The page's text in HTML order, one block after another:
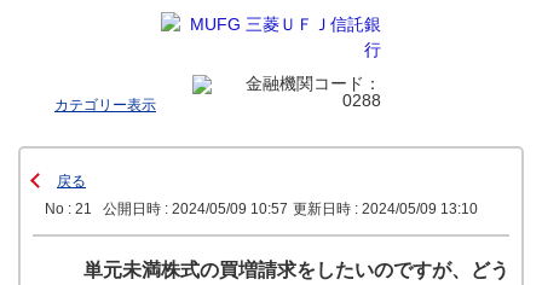
カテゴリー表示
戻る
No : 21
公開日時 : 2024/05/09 10:57 更新日時 : 2024/05/09 13:10
単元未満株式の買増請求をしたいのですが、どう